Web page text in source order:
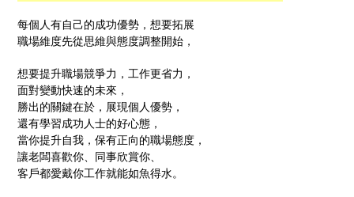
每個人有自己的成功優勢，想要拓展
職場維度先從思維與態度調整開始，
想要提升職場競爭力，工作更省力，
面對變動快速的未來，
勝出的關鍵在於，展現個人優勢，
還有學習成功人士的好心態，
當你提升自我，保有正向的職場態度，
讓老闆喜歡你、同事欣賞你、
客戶都愛戴你工作就能如魚得水。